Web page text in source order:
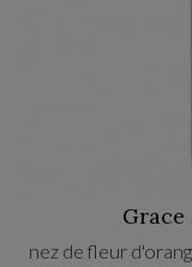
nez de fleur